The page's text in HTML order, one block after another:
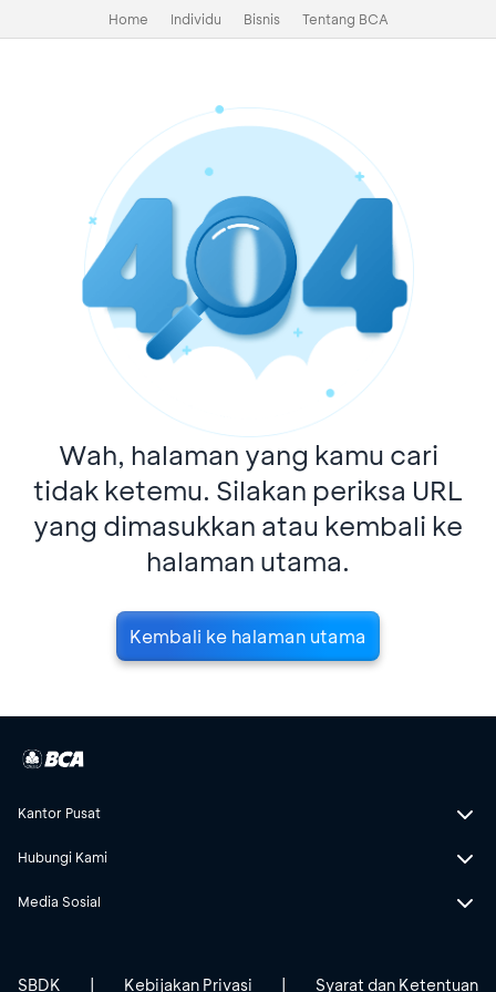
Home Individu Bisnis Tentang BCA
Wah, halaman yang kamu cari
tidak ketemu. Silakan periksa URL
yang dimasukkan atau kembali ke
halaman utama.
Kembali ke halaman utama
Kantor Pusat
Hubungi Kami
Media Sosial
SBDK Kebijakan Privasi Syarat dan Ketentuan